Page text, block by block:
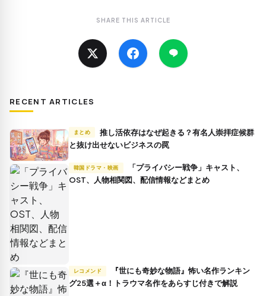
SHARE THIS ARTICLE
RECENT ARTICLES
まとめ
推し活依存はなぜ起きる？有名人崇拝症候群
と抜け出せないビジネスの罠
韓国ドラマ・映画
OST、人物相関図、配信情報などまとめ
レコメンド
グ25選＋α！トラウマ名作をあらすじ付きで解説